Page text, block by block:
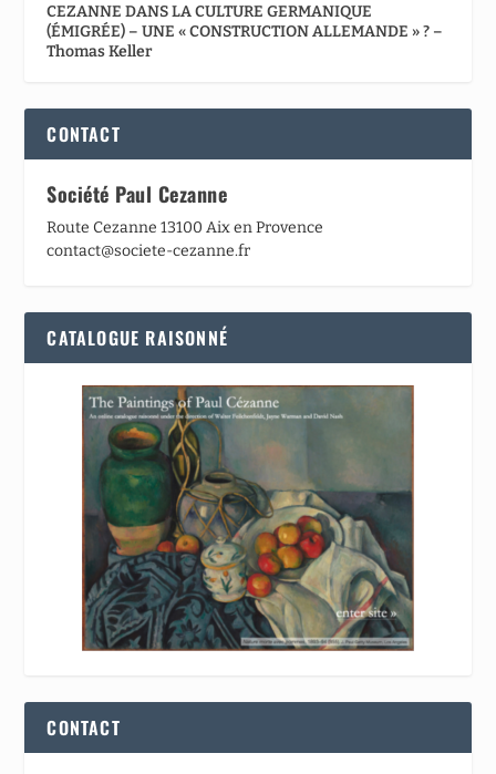
CEZANNE DANS LA CULTURE GERMANIQUE
(ÉMIGRÉE) – UNE « CONSTRUCTION ALLEMANDE » ? –
Thomas Keller
CONTACT
Société Paul Cezanne
Route Cezanne 13100 Aix en Provence
contact@societe-cezanne.fr
CATALOGUE RAISONNÉ
CONTACT